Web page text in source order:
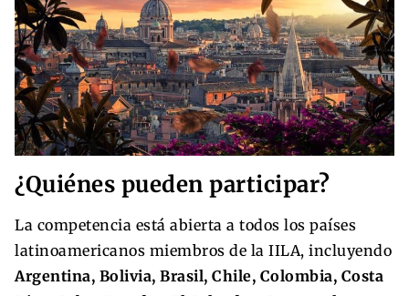
¿Quiénes pueden participar?
La competencia está abierta a todos los países
latinoamericanos miembros de la IILA, incluyendo
Argentina, Bolivia, Brasil, Chile, Colombia, Costa